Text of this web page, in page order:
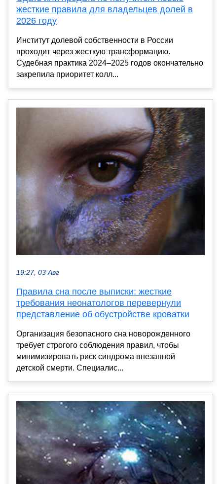
жесткие правила для владельцев долей в
2026 году
Институт долевой собственности в России
проходит через жесткую трансформацию.
Судебная практика 2024–2025 годов окончательно
закрепила приоритет колл...
19:27, 03 Авг
Правила сна после выписки: жесткие
требования неонатологов перевернули
представление об обустройстве кроватки
Организация безопасного сна новорожденного
требует строгого соблюдения правил, чтобы
минимизировать риск синдрома внезапной
детской смерти. Специалис...